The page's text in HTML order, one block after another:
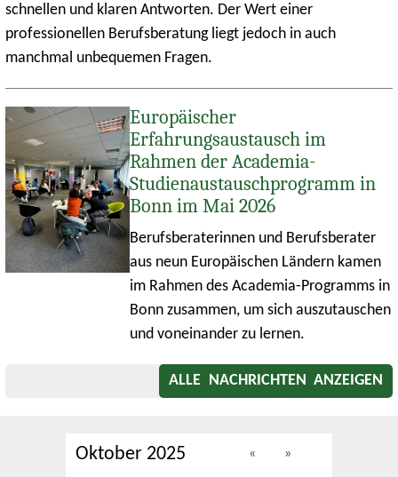
schnellen und klaren Antworten. Der Wert einer
professionellen Berufsberatung liegt jedoch in auch
manchmal unbequemen Fragen.
Europäischer
Erfahrungsaustausch im
Rahmen der Academia-
Studienaustauschprogramm in
Bonn im Mai 2026
Berufsberaterinnen und Berufsberater
aus neun Europäischen Ländern kamen
im Rahmen des Academia-Programms in
Bonn zusammen, um sich auszutauschen
und voneinander zu lernen.
ALLE NACHRICHTEN ANZEIGEN
Oktober 2025 « »